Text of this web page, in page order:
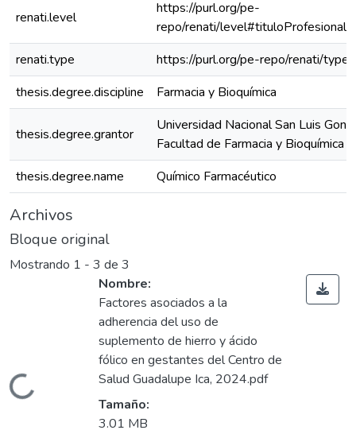
renati.level
https://purl.org/pe-
repo/renati/level#tituloProfesional
renati.type
https://purl.org/pe-repo/renati/
thesis.degree.discipline
Farmacia y Bioquímica
thesis.degree.grantor
Universidad Nacional San Luis
Facultad de Farmacia y Bioquímica
thesis.degree.name
Químico Farmacéutico
Archivos
Bloque original
Mostrando 1 - 3 de 3
Nombre:
Factores asociados a la
adherencia del uso de
suplemento de hierro y ácido
fólico en gestantes del Centro de
Salud Guadalupe Ica, 2024.pdf
Tamaño:
3.01 MB